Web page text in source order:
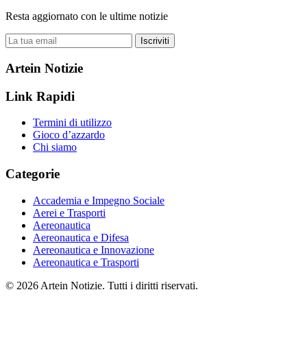
Resta aggiornato con le ultime notizie
Iscriviti
Artein Notizie
Link Rapidi
Termini di utilizzo
Gioco d’azzardo
Chi siamo
Categorie
Accademia e Impegno Sociale
Aerei e Trasporti
Aereonautica
Aereonautica e Difesa
Aereonautica e Innovazione
Aereonautica e Trasporti
© 2026 Artein Notizie. Tutti i diritti riservati.